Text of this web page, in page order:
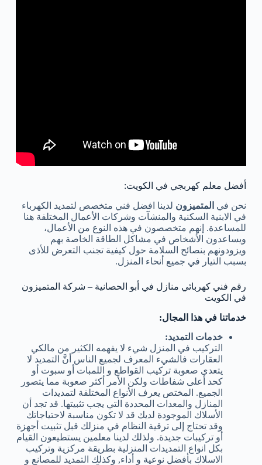
أفضل معلم كهربجي في الكويت:
نحن في المتميزون لدينا افضل فني متخصص لتمديد الكهرباء
في الابنية السكنية والمنشآت وشركات الأعمال المختلفة هنا
للمساعدة. إنهم متخصصون في هذه النوع من الأعمال،
ويساعدون الأشخاص في مشاكل الطاقة الخاصة بهم
ويزودونهم بنصائح السلامة حول كيفية تجنب التعرض للأذى
بسبب التيار في جميع أنحاء المنزل.
رقم فني كهربائي منازل في أبو الحصانية – شركة المتميزون
في الكويت
خدماتنا في هذا المجال:
خدمات التمديد:
التركيب في المنزل شيء لا يفهمه الكثير من مالكي
العقارات فالشيء المعرف لجميع الناس أنَّ التمديد لا
يتعدى صعوبة تركيب القواطع و اللمبات أو سبوت أو
كحد أعلى شفاطات ولكن الأمر أكثر صعوبة مما يتصور
الجميع. المختص يعرف الأنواع المختلفة لتمديدات
المنازل والمعدات المحددة التي يجب تثبيتها. قد تجد أن
الأسلاك الموجودة لديك قد لا تكون مناسبة لاحتياجاتك
وقد تحتاج إلى ترقية النظام في منزلك قبل تثبيت أجهزة
أو تركيبات جديدة. ولذلك لدينا معلمين يستطيعون القيام
بكل انواع التمديدات المنزلية بطريقة مركزية وتركيب
الاسلاك بأفضل نوعية و أداء, وكذلك التمديد للمصانع و